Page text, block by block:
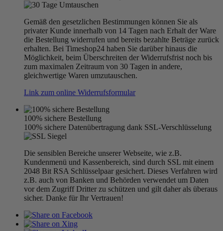
Gemäß den gesetzlichen Bestimmungen können Sie als
privater Kunde innerhalb von 14 Tagen nach Erhalt der Ware
die Bestellung widerrufen und bereits bezahlte Beträge zurück
erhalten. Bei Timeshop24 haben Sie darüber hinaus die
Möglichkeit, beim Überschreiten der Widerrufsfrist noch bis
zum maximalen Zeitraum von 30 Tagen in andere,
gleichwertige Waren umzutauschen.
Link zum online Widerrufsformular
100% sichere Bestellung
100% sichere Datenübertragung dank SSL-Verschlüsselung
Die sensiblen Bereiche unserer Webseite, wie z.B.
Kundenmenü und Kassenbereich, sind durch SSL mit einem
2048 Bit RSA Schlüsselpaar gesichert. Dieses Verfahren wird
z.B. auch von Banken und Behörden verwendet um Daten
vor dem Zugriff Dritter zu schützen und gilt daher als überaus
sicher. Danke für Ihr Vertrauen!